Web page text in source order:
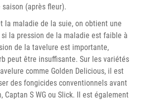
(après fleur).
la maladie de la suie, on obtient une
la pression de la maladie est faible à
de la tavelure est importante,
peut être insuffisante. Sur les variétés
comme Golden Delicious, il est
des fongicides conventionnels avant
Captan S WG ou Slick. Il est également